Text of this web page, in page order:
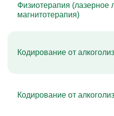
Физиотерапия (лазерное
магнитотерапия)
Кодирование от
Кодирование от